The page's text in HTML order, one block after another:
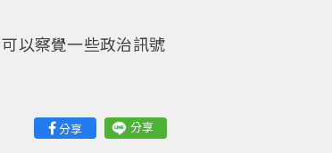
以察覺一些政治訊號
分享 分享